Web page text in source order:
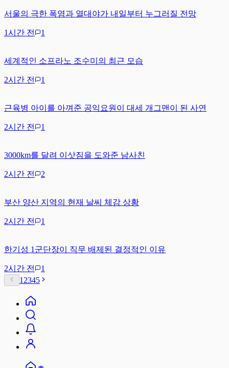
서울의 극한 폭염과 열대야가 내일부터 누그러질 전망
1시간 전 1
세계적인 소프라노 조수미의 최근 모습
2시간 전 1
근육병 아이를 아껴준 공익요원이 대세 개그맨이 된 사연
2시간 전 1
3000km를 달려 이삿짐을 도와준 남사친
2시간 전 2
부산 양산 지역의 현재 날씨 체감 상황
2시간 전 1
한기성 1군단장이 직무 배제된 결정적인 이유
2시간 전
1
1 2345